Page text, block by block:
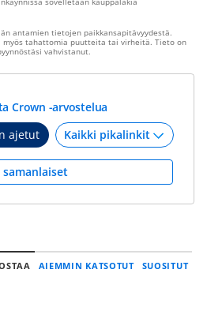
antamien tietojen paikkansapitävyydestä.
tahattomia puutteita tai virheitä. Tieto on
vahvistanut.
Crown -arvostelua
ajetut
samanlaiset
AIEMMIN KATSOTUT SUOSITUT